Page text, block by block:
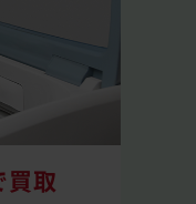
買取